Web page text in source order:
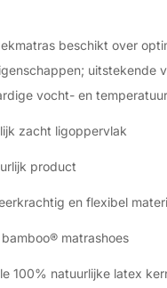
beschikt over
uitstekende
vocht- en
zacht ligoppervlak
product
en flexibel
bamboo® matrashoes
100% natuurlijke latex